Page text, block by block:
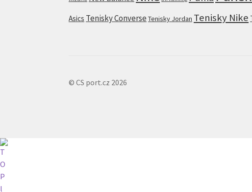
Asics Tenisky Converse Tenisky Jordan Tenisky Nike
© CS port.cz 2026